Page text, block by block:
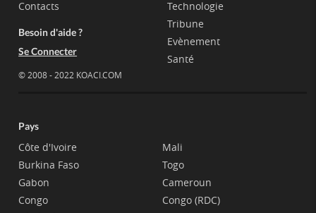
Contacts
Besoin d'aide ?
Se Connecter
© 2008 - 2022 KOACI.COM
Technologie
Tribune
Evènement
Santé
Pays
Côte d'Ivoire
Burkina Faso
Gabon
Congo
Mali
Togo
Cameroun
Congo (RDC)